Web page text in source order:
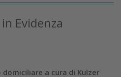
Evidenza
a cura di Kulzer